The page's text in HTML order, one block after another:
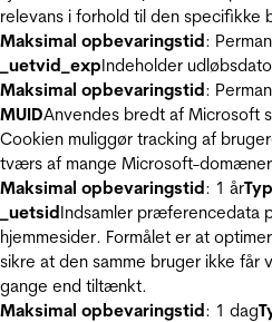
relevans i forhold til den specifikke
Maksimal opbevaringstid:
_uetvid_expIndeholder
Maksimal opbevaringstid:
MUIDAnvendes bredt af Microsoft
Cookien muliggør tracking af
tværs af mange Microsoft-
Maksimal opbevaringstid: 1 år
_uetsidIndsamler præferencedata
hjemmesider. Formålet er at
sikre at den samme bruger ikke får
gange end tiltænkt.
Maksimal opbevaringstid: 1 dag